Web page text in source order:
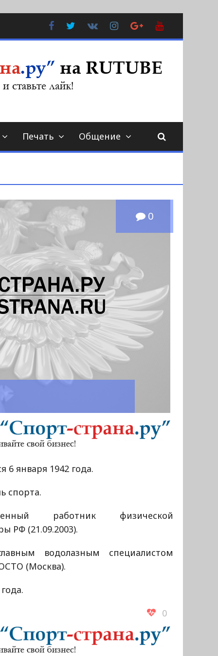
FacebookTwitter
Контакте
Instagram
Google
Plus
Печать Общение
0
6 января 1942 года.
спорта.
работник физической
РФ (21.09.2003).
водолазным специалистом
(Москва).
0